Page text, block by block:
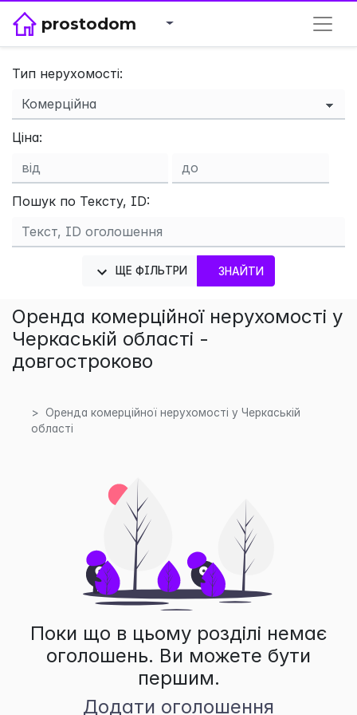
prostodom
Тип нерухомості:
Ціна:
Пошук по Тексту, ID:
ЩЕ ФІЛЬТРИ ЗНАЙТИ
Оренда комерційної нерухомості у
Черкаській області -
довгостроково
Оренда комерційної нерухомості у Черкаській
області
Поки що в цьому розділі немає
оголошень. Ви можете бути
першим.
Додати оголошення
×